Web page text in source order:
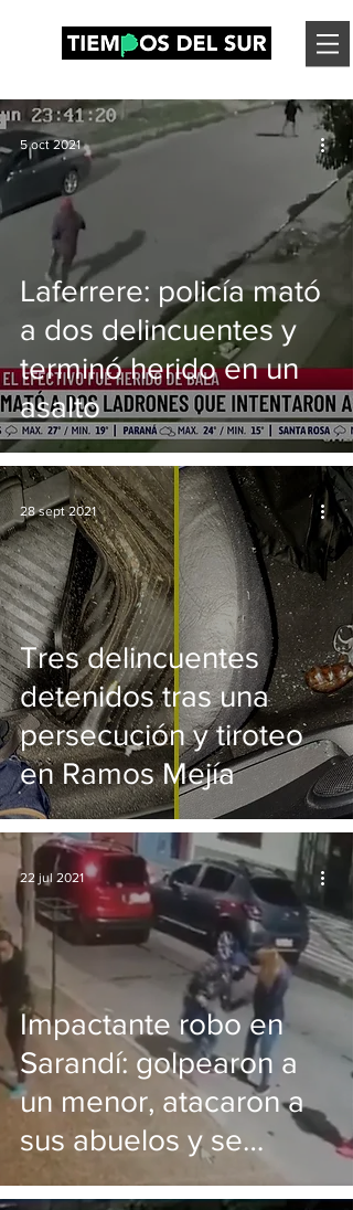
Laferrere: policía mató
a dos delincuentes y
terminó herido en un
asalto
5 oct 2021
Tres delincuentes
detenidos tras una
persecución y tiroteo
en Ramos Mejía
28 sept 2021
Impactante robo en
Sarandí: golpearon a
un menor, atacaron a
sus abuelos y se
llevaron el auto
22 jul 2021